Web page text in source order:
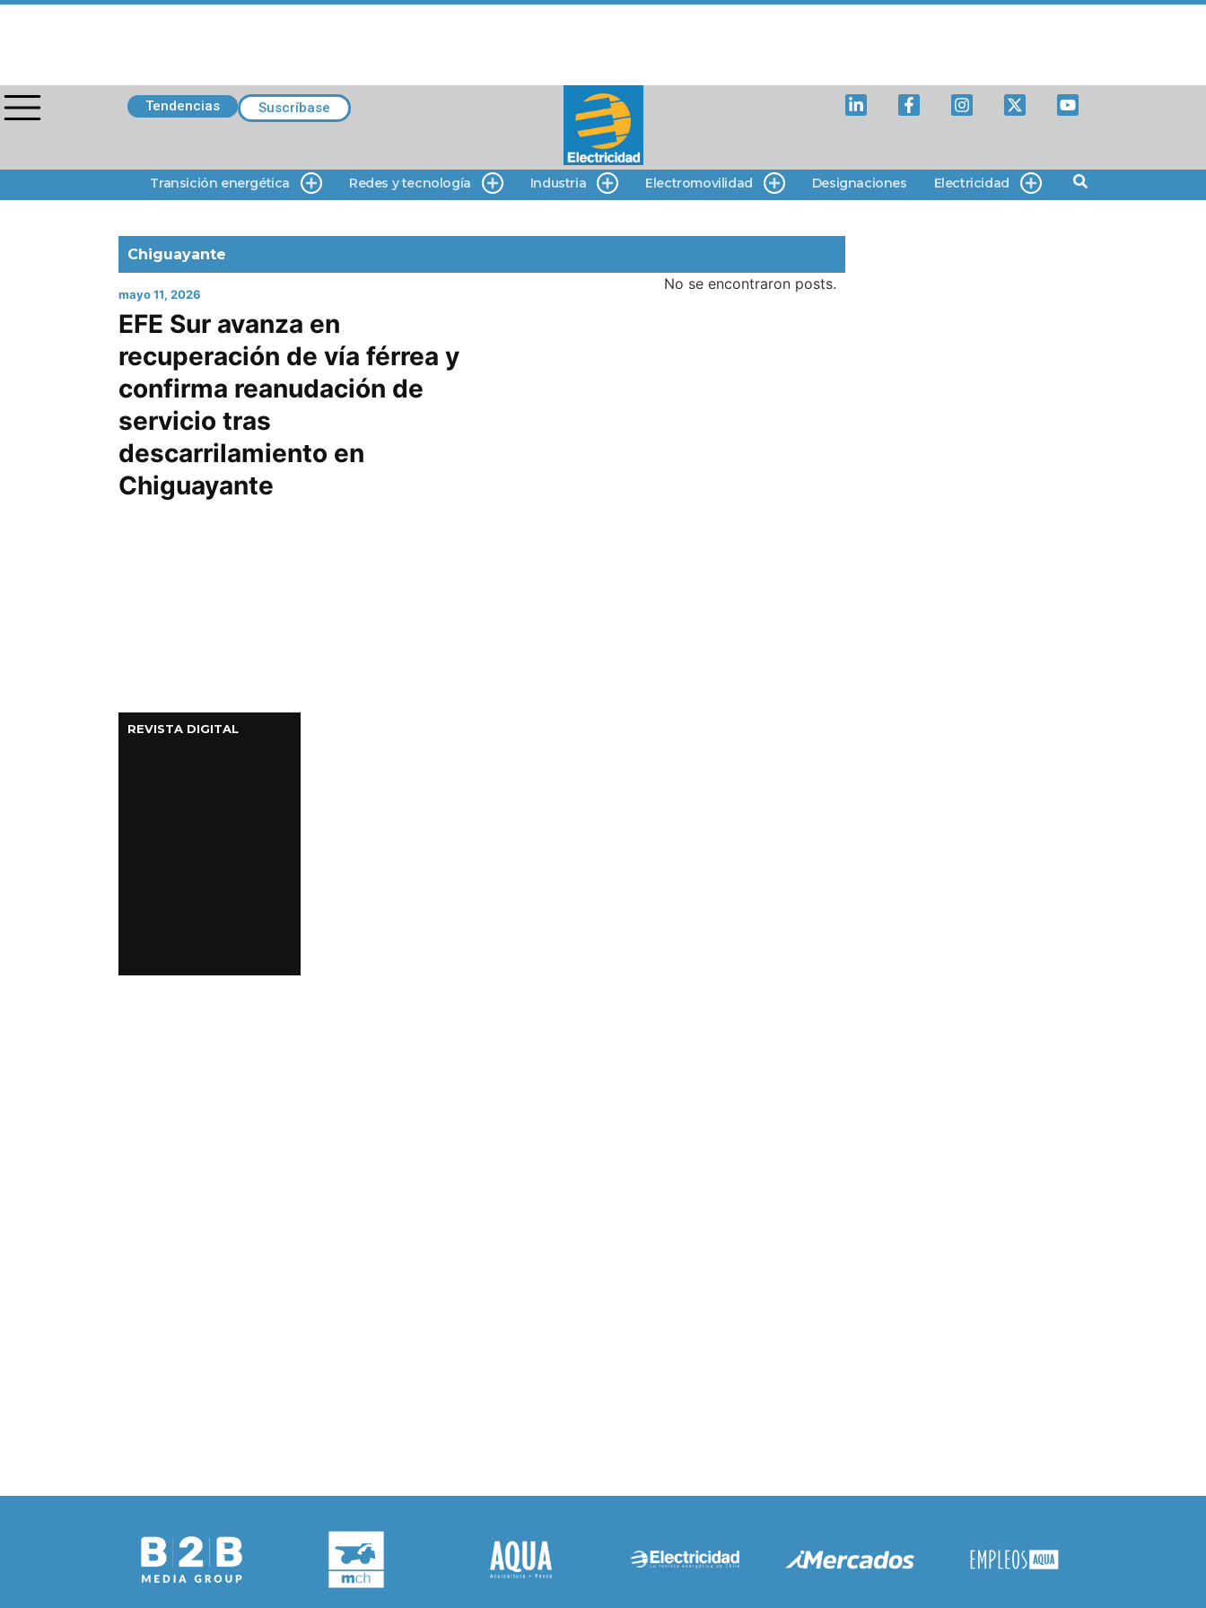
Tendencias Suscríbase
Transición energética Redes y tecnología Industria Electromovilidad Designaciones Electricidad
Chiguayante
mayo 11, 2026
EFE Sur avanza en
recuperación de vía férrea y
confirma reanudación de
servicio tras
descarrilamiento en
Chiguayante
No se encontraron posts.
REVISTA DIGITAL